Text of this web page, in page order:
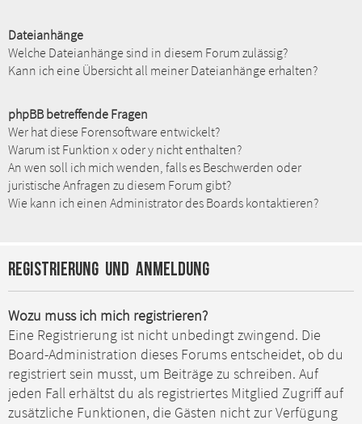
Dateianhänge
Welche Dateianhänge sind in diesem Forum zulässig?
Kann ich eine Übersicht all meiner Dateianhänge erhalten?
phpBB betreffende Fragen
Wer hat diese Forensoftware entwickelt?
Warum ist Funktion x oder y nicht enthalten?
An wen soll ich mich wenden, falls es Beschwerden oder
juristische Anfragen zu diesem Forum gibt?
Wie kann ich einen Administrator des Boards kontaktieren?
Registrierung und Anmeldung
Wozu muss ich mich registrieren?
Eine Registrierung ist nicht unbedingt zwingend. Die
Board-Administration dieses Forums entscheidet, ob du
registriert sein musst, um Beiträge zu schreiben. Auf
jeden Fall erhältst du als registriertes Mitglied Zugriff auf
zusätzliche Funktionen, die Gästen nicht zur Verfügung